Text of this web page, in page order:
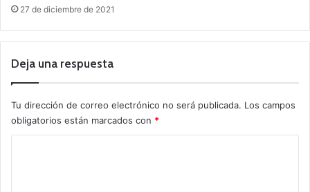
27 de diciembre de 2021
Deja una respuesta
Tu dirección de correo electrónico no será publicada. Los campos
obligatorios están marcados con *